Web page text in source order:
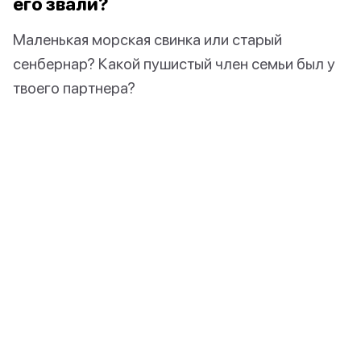
Маленькая морская свинка или старый
сенбернар? Какой пушистый член семьи был у
твоего партнера?